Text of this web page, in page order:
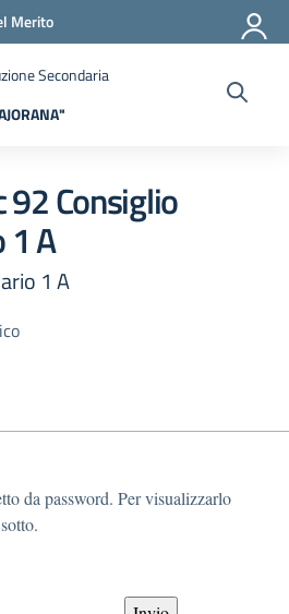
Merito
Secondaria
92 Consiglio
A
1 A
da password. Per visualizzarlo